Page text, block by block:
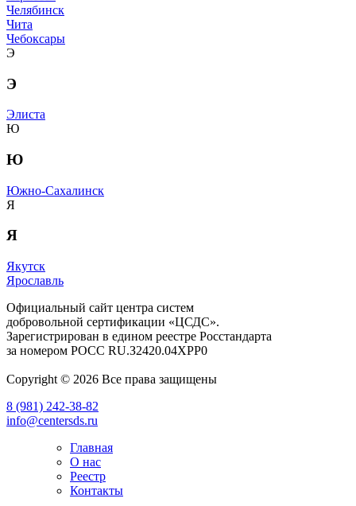
Челябинск
Чита
Чебоксары
Э
Э
Элиста
Ю
Ю
Южно-Сахалинск
Я
Я
Якутск
Ярославль
Официальный сайт центра систем
добровольной сертификации «ЦСДС».
Зарегистрирован в едином реестре Росстандарта
за номером РОСС RU.З2420.04ХРР0
Copyright © 2026 Все права защищены
8 (981) 242-38-82
info@centersds.ru
Главная
О нас
Реестр
Контакты